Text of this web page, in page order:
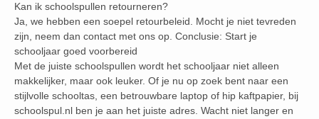
Kan ik schoolspullen retourneren?
Ja, we hebben een soepel retourbeleid. Mocht je niet tevreden
zijn, neem dan contact met ons op. Conclusie: Start je
schooljaar goed voorbereid
Met de juiste schoolspullen wordt het schooljaar niet alleen
makkelijker, maar ook leuker. Of je nu op zoek bent naar een
stijlvolle schooltas, een betrouwbare laptop of hip kaftpapier, bij
schoolspul.nl ben je aan het juiste adres. Wacht niet langer en